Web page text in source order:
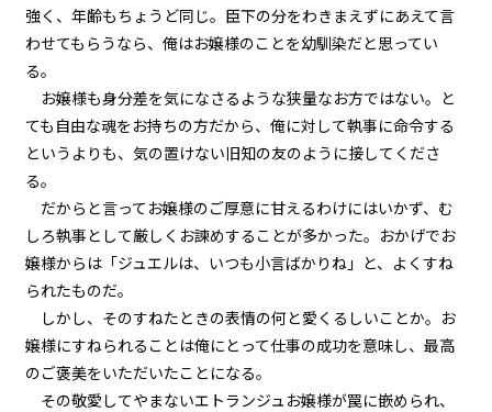
episode6
episode7
悪役令嬢、悪魔の名付け親にな
る。（ただし、ネーミングセンス
episode8
悪役令嬢、地獄でハッピーライフ
を決意する。
episode9
幕間狂言：正ヒロイン、我が世の
春を謳歌する。
強く、年齢もちょうど同じ。臣下の分をわきまえずにあえて言
わせてもらうなら、俺はお嬢様のことを幼馴染だと思ってい
る。
お嬢様も身分差を気になさるような狭量なお方ではない。と
ても自由な魂をお持ちの方だから、俺に対して執事に命令する
というよりも、気の置けない旧知の友のように接してくださ
る。
だからと言ってお嬢様のご厚意に甘えるわけにはいかず、む
しろ執事として厳しくお諫めすることが多かった。おかげでお
嬢様からは「ジュエルは、いつも小言ばかりね」と、よくすね
られたものだ。
しかし、そのすねたときの表情の何と愛くるしいことか。お
嬢様にすねられることは俺にとって仕事の成功を意味し、最高
のご褒美をいただいたことになる。
その敬愛してやまないエトランジュお嬢様が罠に嵌められ、